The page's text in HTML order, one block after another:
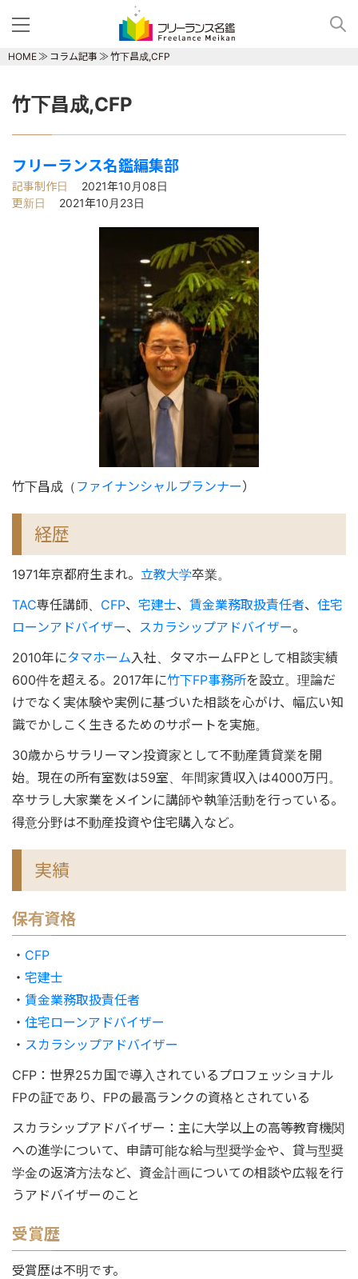
HOME コラム記事 竹下昌成,CFP
竹下昌成,CFP
フリーランス名鑑編集部
記事制作日
2021年10月08日
更新日
2021年10月23日
竹下昌成（ ファイナンシャルプランナー）
経歴
1971年京都府生まれ。 立教大学卒業。
TAC専任講師、 CFP、 宅建士、 賃金業務取扱責任者、 住宅
ローンアドバイザー、 スカラシップアドバイザー。
2010年にタマホーム入社、タマホームFPとして相談実績
600件を超える。2017年に竹下FP事務所を設立。理論だ
けでなく実体験や実例に基づいた相談を心がけ、幅広い知
識でかしこく生きるためのサポートを実施。
30歳からサラリーマン投資家として不動産賃貸業を開
始。現在の所有室数は59室、年間家賃収入は4000万円。
卒サラし大家業をメインに講師や執筆活動を行っている。
得意分野は不動産投資や住宅購入など。
実績
保有資格
・ CFP
・ 宅建士
・ 賃金業務取扱責任者
・ 住宅ローンアドバイザー
・ スカラシップアドバイザー
CFP：世界25カ国で導入されているプロフェッショナル
FPの証であり、FPの最高ランクの資格とされている
スカラシップアドバイザー：主に大学以上の高等教育機関
への進学について、申請可能な給与型奨学金や、貸与型奨
学金の返済方法など、資金計画についての相談や広報を行
うアドバイザーのこと
受賞歴
受賞歴は不明です。